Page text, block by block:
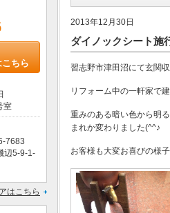
ちら
室
7683
辺5-9-1-
はこちら
2013年12月30日
ダイノックシート施
習志野市津田沼にて玄関
リフォーム中の一軒家で
重みのある暗い色から明
まれか変わりました(^^♪
お客様も大変お喜びの様